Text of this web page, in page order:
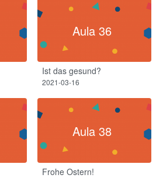
Aula 36
Ist das gesund?
2021-03-16
Aula 38
Frohe Ostern!